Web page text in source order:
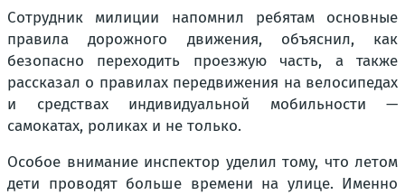
Сотрудник милиции напомнил ребятам основные
правила дорожного движения, объяснил, как
безопасно переходить проезжую часть, а также
рассказал о правилах передвижения на велосипедах
и средствах индивидуальной мобильности —
самокатах, роликах и не только.
Особое внимание инспектор уделил тому, что летом
дети проводят больше времени на улице. Именно